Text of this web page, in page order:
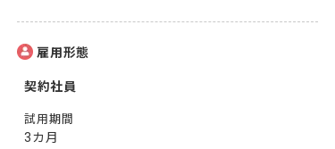
雇用形態
契約社員
試用期間
3カ月